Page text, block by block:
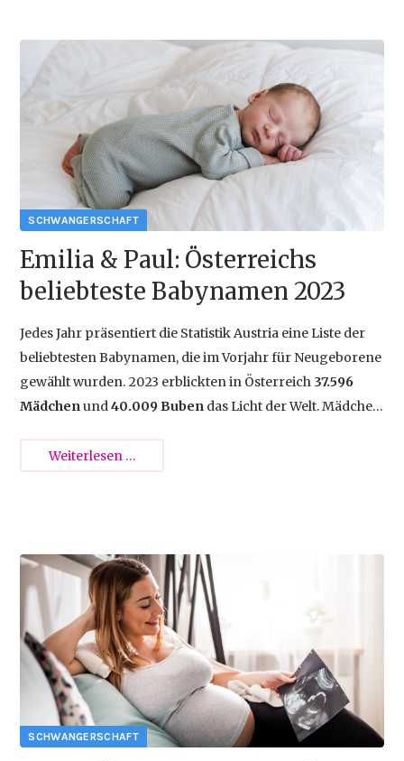
Methoden
moderne
Medizin
im
Überblick
2024-09-11 09:41
Emilia & Paul: Österreichs
beliebteste Babynamen 2023
Jedes Jahr präsentiert die Statistik Austria eine Liste der
beliebtesten Babynamen, die im Vorjahr für Neugeborene
gewählt wurden. 2023 erblickten in Österreich 37.596
Mädchen und40.009 Buben das Licht der Welt. Mädchen
Buben wurde 687 Mal der Name Paul gewählt.
Weiterlesen …
beliebteste
Babynamen
2023
2024-07-19 14:32